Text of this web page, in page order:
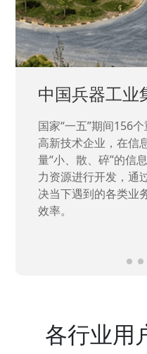
中国兵器工
国家“一五”期间156
高新技术企业，在信
量“小、散、碎”的信
力资源进行开发，通
决当下遇到的各类业
效率。
各行业用